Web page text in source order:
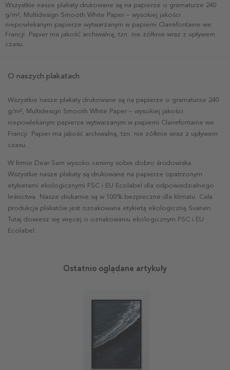
Wszystkie nasze plakaty drukowane są na papierze o gramaturze 240
g/m², Multidesign Smooth White Paper – wysokiej jakości
niepowlekanym papierze wytwarzanym w papierni Clairefontaine we
Francji. Papier ma jakość archiwalną, tzn. nie żółknie wraz z upływem
czasu.
O naszych plakatach
Wszystkie nasze plakaty drukowane są na papierze o gramaturze 240
g/m², Multidesign Smooth White Paper – wysokiej jakości
niepowlekanym papierze wytwarzanym w papierni Clairefontaine we
Francji. Papier ma jakość archiwalną, tzn. nie żółknie wraz z upływem
czasu.
W firmie Dear Sam wysoko cenimy sobie dobro środowiska.
Wszystkie nasze plakaty są drukowane na papierze opatrzonym
etykietami ekologicznymi FSC i EU Ecolabel dla odpowiedzialnego
leśnictwa. Nasze drukarnie są w 100% bezpieczne dla klimatu. Cała
produkcja plakatów jest oznakowana etykietą ekologiczną Svanen.
Tutaj dowiesz się więcej o oznakowaniu ekologicznym FSC i EU
Ecolabel.
Ostatnio oglądane artykuły